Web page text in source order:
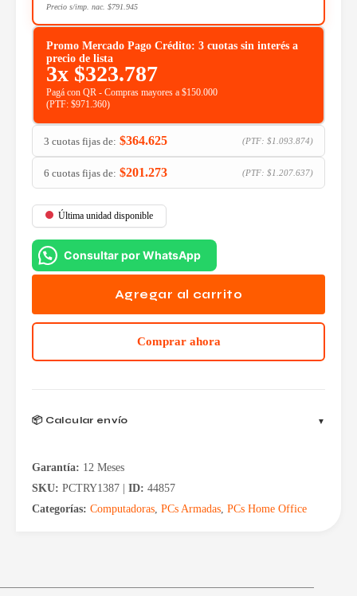
Precio s/imp. nac. $791.945
Promo Mercado Pago Crédito: 3 cuotas sin interés a
precio de lista
3x $323.787
Pagá con QR - Compras mayores a $150.000
(PTF: $971.360)
3 cuotas fijas de: $364.625 (PTF: $1.093.874)
6 cuotas fijas de: $201.273 (PTF: $1.207.637)
Última unidad disponible
Consultar por WhatsApp
Agregar al carrito
Comprar ahora
📦 Calcular envío
Garantía: 12 Meses
SKU: PCTRY1387 | ID: 44857
Categorías: Computadoras PCs Armadas PCs Home Office